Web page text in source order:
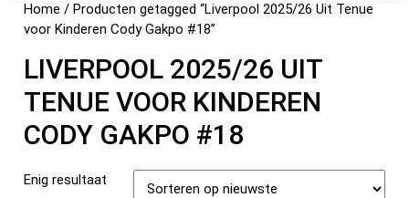
Home / Producten getagged “Liverpool 2025/26 Uit Tenue
voor Kinderen Cody Gakpo #18”
LIVERPOOL 2025/26 UIT
TENUE VOOR KINDEREN
CODY GAKPO #18
Enig resultaat